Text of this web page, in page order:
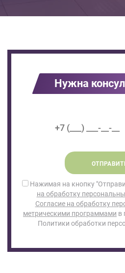
Нужна
Нажимая на кнопку
на обработку
Согласие на обработку
метрическими программами в
Политики обработки